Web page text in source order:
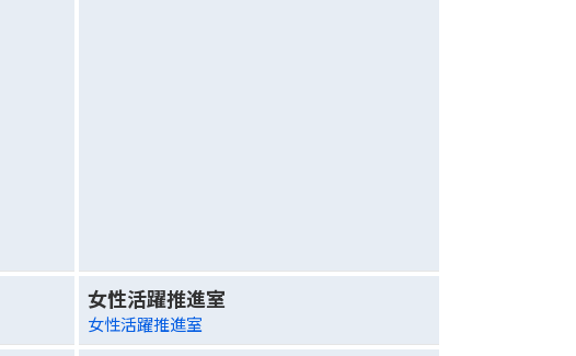
女性活躍推進室
女性活躍推進室